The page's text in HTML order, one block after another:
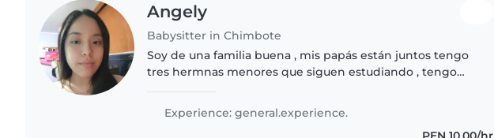
Angely
Babysitter in Chimbote
Soy de una familia buena , mis papás están juntos tengo
tres hermnas menores que siguen estudiando , tengo
ahí voy, busco este..
Experience: general.experience.